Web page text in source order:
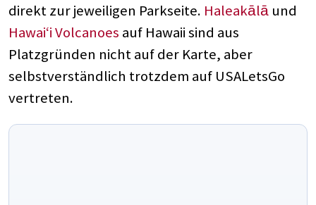
direkt zur jeweiligen Parkseite. Haleakālā und
Hawaiʻi Volcanoes auf Hawaii sind aus
Platzgründen nicht auf der Karte, aber
selbstverständlich trotzdem auf USALetsGo
vertreten.